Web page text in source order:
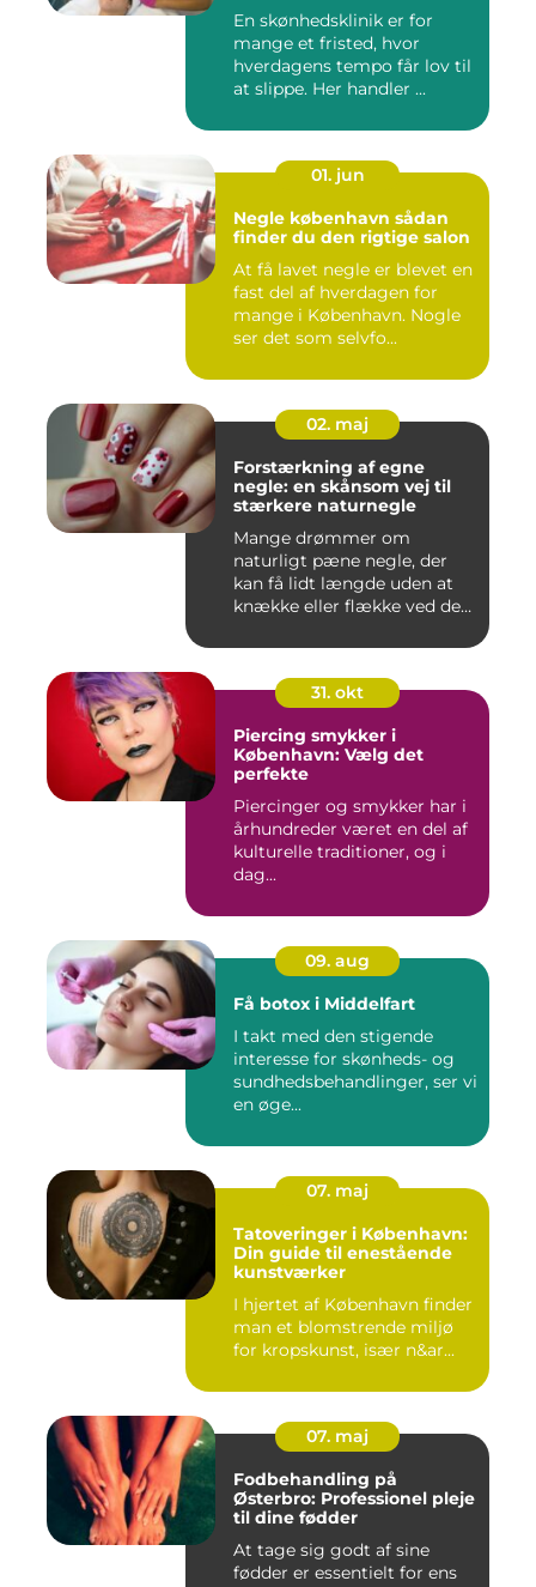
En skønhedsklinik er for
mange et fristed, hvor
hverdagens tempo får lov til
at slippe. Her handler ...
01. jun
Negle københavn sådan
finder du den rigtige salon
At få lavet negle er blevet en
fast del af hverdagen for
mange i København. Nogle
ser det som selvfo...
02. maj
Forstærkning af egne
negle: en skånsom vej til
stærkere naturnegle
Mange drømmer om
naturligt pæne negle, der
kan få lidt længde uden at
knække eller flække ved den
31. okt
Piercing smykker i
København: Vælg det
perfekte
Piercinger og smykker har i
århundreder været en del af
kulturelle traditioner, og i
dag...
09. aug
Få botox i Middelfart
I takt med den stigende
interesse for skønheds- og
sundhedsbehandlinger, ser vi
en øge...
07. maj
Tatoveringer i København:
Din guide til enestående
kunstværker
I hjertet af København finder
man et blomstrende miljø
for kropskunst, især n&ar...
07. maj
Fodbehandling på
Østerbro: Professionel pleje
til dine fødder
At tage sig godt af sine
fødder er essentielt for ens